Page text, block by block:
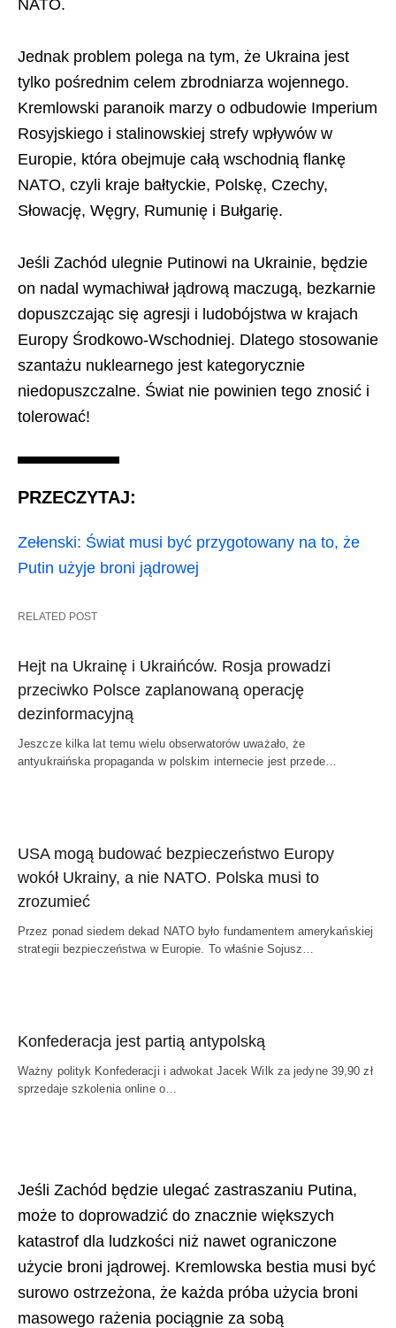
NATO.
Jednak problem polega na tym, że Ukraina jest
tylko pośrednim celem zbrodniarza wojennego.
Kremlowski paranoik marzy o odbudowie Imperium
Rosyjskiego i stalinowskiej strefy wpływów w
Europie, która obejmuje całą wschodnią flankę
NATO, czyli kraje bałtyckie, Polskę, Czechy,
Słowację, Węgry, Rumunię i Bułgarię.
Jeśli Zachód ulegnie Putinowi na Ukrainie, będzie
on nadal wymachiwał jądrową maczugą, bezkarnie
dopuszczając się agresji i ludobójstwa w krajach
Europy Środkowo-Wschodniej. Dlatego stosowanie
szantażu nuklearnego jest kategorycznie
niedopuszczalne. Świat nie powinien tego znosić i
tolerować!
PRZECZYTAJ:
Zełenski: Świat musi być przygotowany na to, że
Putin użyje broni jądrowej
RELATED POST
Hejt na Ukrainę i Ukraińców. Rosja prowadzi
przeciwko Polsce zaplanowaną operację
dezinformacyjną
Jeszcze kilka lat temu wielu obserwatorów uważało, że
antyukraińska propaganda w polskim internecie jest przede…
USA mogą budować bezpieczeństwo Europy
wokół Ukrainy, a nie NATO. Polska musi to
zrozumieć
Przez ponad siedem dekad NATO było fundamentem amerykańskiej
strategii bezpieczeństwa w Europie. To właśnie Sojusz…
Konfederacja jest partią antypolską
Ważny polityk Konfederacji i adwokat Jacek Wilk za jedyne 39,90 zł
sprzedaje szkolenia online o…
Jeśli Zachód będzie ulegać zastraszaniu Putina,
może to doprowadzić do znacznie większych
katastrof dla ludzkości niż nawet ograniczone
użycie broni jądrowej. Kremlowska bestia musi być
surowo ostrzeżona, że każda próba użycia broni
masowego rażenia pociągnie za sobą